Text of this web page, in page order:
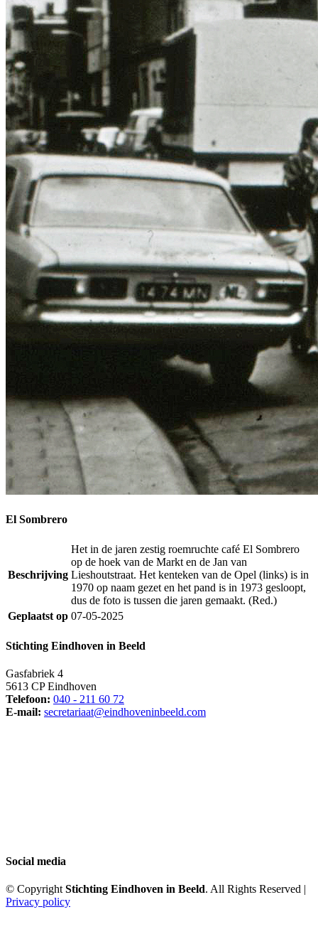
El Sombrero
Beschrijving
Het in de jaren zestig roemruchte café El Sombrero
op de hoek van de Markt en de Jan van
Lieshoutstraat. Het kenteken van de Opel (links) is in
1970 op naam gezet en het pand is in 1973 gesloopt,
dus de foto is tussen die jaren gemaakt. (Red.)
Geplaatst op 07-05-2025
Stichting Eindhoven in Beeld
Gasfabriek 4
5613 CP Eindhoven
Telefoon: 040 - 211 60 72
E-mail: secretariaat@eindhoveninbeeld.com
Social media
© Copyright Stichting Eindhoven in Beeld. All Rights Reserved |
Privacy policy